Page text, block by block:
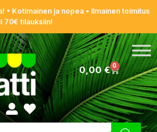
• Kotimainen ja nopea • Ilmainen toimitus
70€ tilauksiin!
0,00€ 0